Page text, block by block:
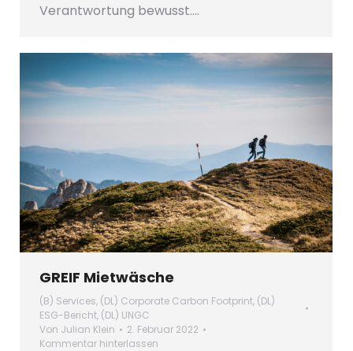
Verantwortung bewusst.…
GREIF Mietwäsche
(B) Services, (DL) Corporate Carbon Footprint, (DL)
ESG-Bericht, (DL) UNGC
Von Julian Klein
2. Februar 2022
Kommentar hinterlassen